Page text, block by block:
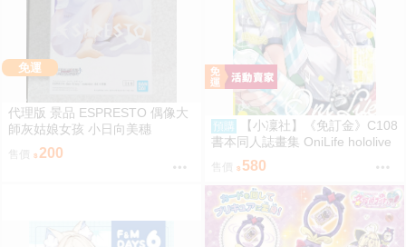
免運
代理版 景品 ESPRESTO 偶像大
師灰姑娘女孩 小日向美穗
售價 200
預購
【小凜社】《免訂金》C108
書本同人誌畫集 OniLife hololive
百鬼綾目
售價 580